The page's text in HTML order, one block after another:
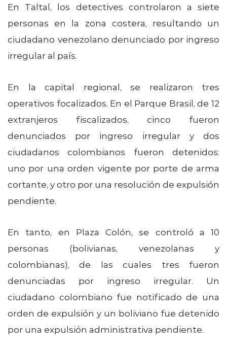
En Taltal, los detectives controlaron a siete
personas en la zona costera, resultando un
ciudadano venezolano denunciado por ingreso
irregular al país.
En la capital regional, se realizaron tres
operativos focalizados. En el Parque Brasil, de 12
extranjeros fiscalizados, cinco fueron
denunciados por ingreso irregular y dos
ciudadanos colombianos fueron detenidos:
uno por una orden vigente por porte de arma
cortante, y otro por una resolución de expulsión
pendiente.
En tanto, en Plaza Colón, se controló a 10
personas (bolivianas, venezolanas y
colombianas), de las cuales tres fueron
denunciadas por ingreso irregular. Un
ciudadano colombiano fue notificado de una
orden de expulsión y un boliviano fue detenido
por una expulsión administrativa pendiente.